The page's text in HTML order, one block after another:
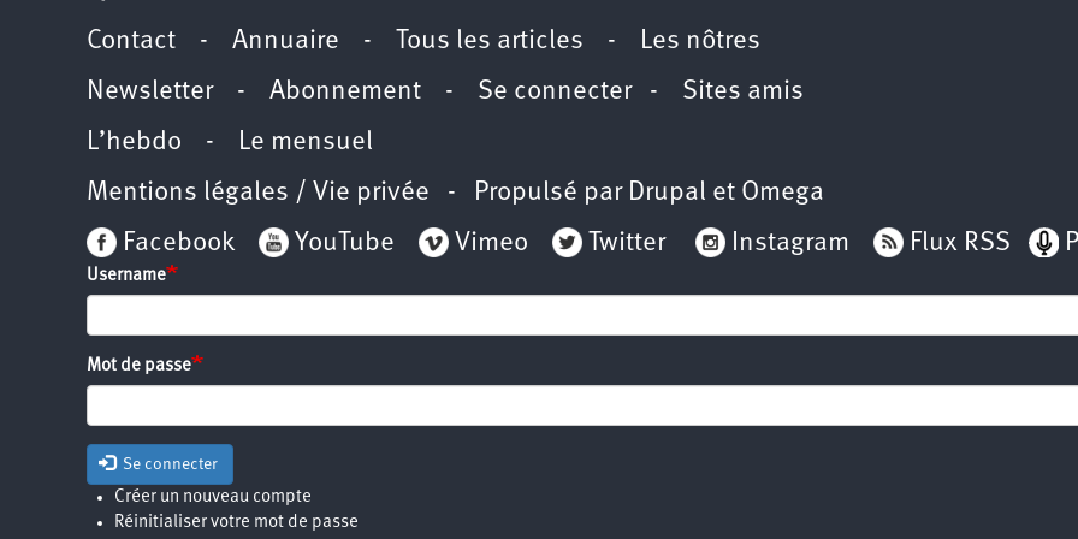
Contact - Annuaire - Tous les articles - Les nôtres
Newsletter- Abonnement - Se connecter- Sites amis
L’hebdo - Le mensuel
Mentions légales / Vie privée - Propulsé par Drupal et Omega
Facebook
YouTube Vimeo Twitter Instagram Flux RSS
Username
Mot de passe
Se connecter
Créer un nouveau compte
Réinitialiser votre mot de passe